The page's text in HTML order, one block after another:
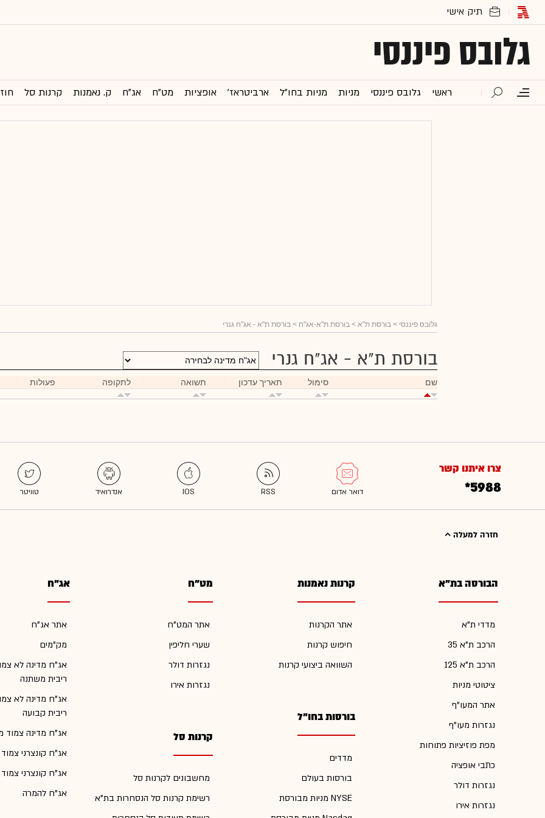
גלובס פיננסי
ראשי גלובס פיננסי מניות מניות בחו"ל ארביטראז' אופציות מט"ח אג"ח ק. נאמנות קרנות סל
גלובס פיננסי > בורסת ת"א > בורסת ת"א-אג"ח > בורסת ת"א - אג"ח גנרי
בורסת ת"א - אג"ח גנרי
שם סימול תאריך עדכון תשואה לתקופה פעולות
צרו איתנו קשר
*5988
חזרה למעלה
הבורסה בת"א
מדדי ת"א
הרכב ת"א 35
הרכב ת"א 125
ציטוטי מניות
אתר המעו"ף
נגזרות מעו"ף
מפת פוזיציות פתוחות
כתבי אופציה
נגזרות דולר
נגזרות אירו
קרנות נאמנות
אתר הקרנות
חיפוש קרנות
השוואה ביצועי קרנות
בורסות בחו"ל
מדדים
בורסות בעולם
מניות מבורסת NYSE
מט"ח
אתר המט"ח
שערי חליפין
נגזרות דולר
נגזרות אירו
קרנות סל
מחשבונים לקרנות סל
רשימת קרנות סל הנסחרות בת"א
אג"ח
אתר אג"ח
מק"מים
אג"ח מדינה לא
ריבית משתנה
אג"ח מדינה לא
ריבית קבועה
אג"ח מדינה צמוד
אג"ח קונצרני
אג"ח קונצרני
אג"ח להמרה